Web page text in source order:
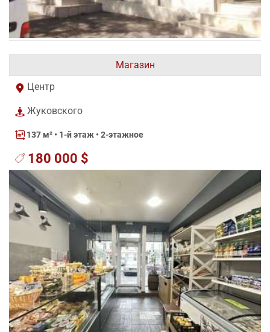
Магазин
Центр
Жуковского
137 м² • 1-й этаж • 2-этажное
180 000 $